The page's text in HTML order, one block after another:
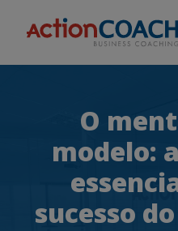
O
modelo:
sucesso